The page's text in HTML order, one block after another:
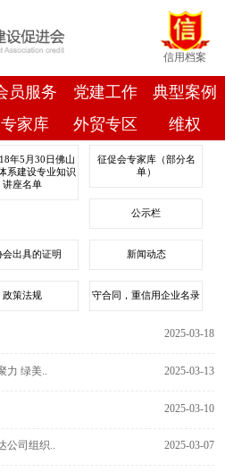
信用档案
员服务 党建工作
典型案例
专家库 外贸专区 维权
年5月30日佛山
系建设专业知识
讲座名单
征促会专家库（部分名
单）
公示栏
会出具的证明 新闻动态
政策法规 守合同，重信用企业名录
2025-03-18
绿美.. 2025-03-13
2025-03-10
公司组织.. 2025-03-07